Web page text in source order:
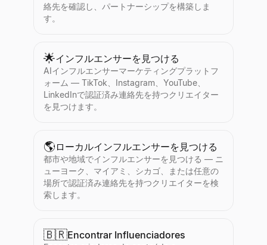
絡先を確認し、パートナーシップを構築しま
す。
🌟インフルエンサーを見つける
AIインフルエンサーマーケティングプラットフ
ォーム — TikTok、Instagram、YouTube、
LinkedInで認証済み連絡先を持つクリエイター
を見つけます。
🌎 ローカルインフルエンサーを見つける
都市や地域でインフルエンサーを見つける — ニ
ューヨーク、マイアミ、シカゴ、または任意の
場所で認証済み連絡先を持つクリエイターを検
索します。
🇧🇷Encontrar Influenciadores